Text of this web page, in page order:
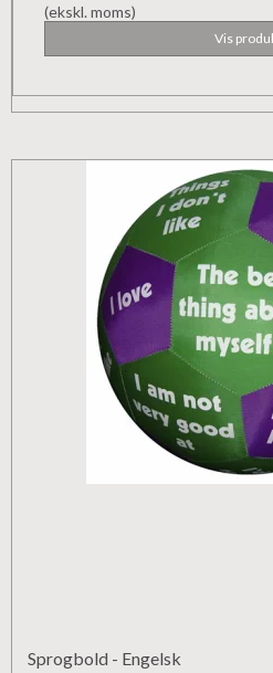
(ekskl. moms)
Vis
Sprogbold - Engelsk